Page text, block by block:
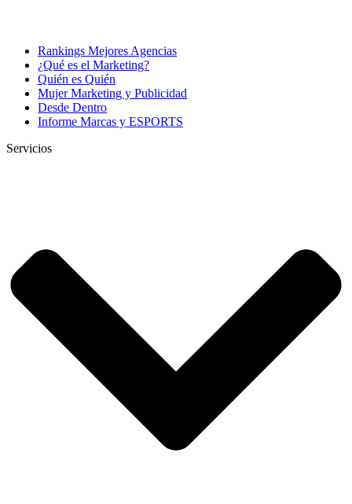
Rankings Mejores Agencias
¿Qué es el Marketing?
Quién es Quién
Mujer Marketing y Publicidad
Desde Dentro
Informe Marcas y ESPORTS
Servicios